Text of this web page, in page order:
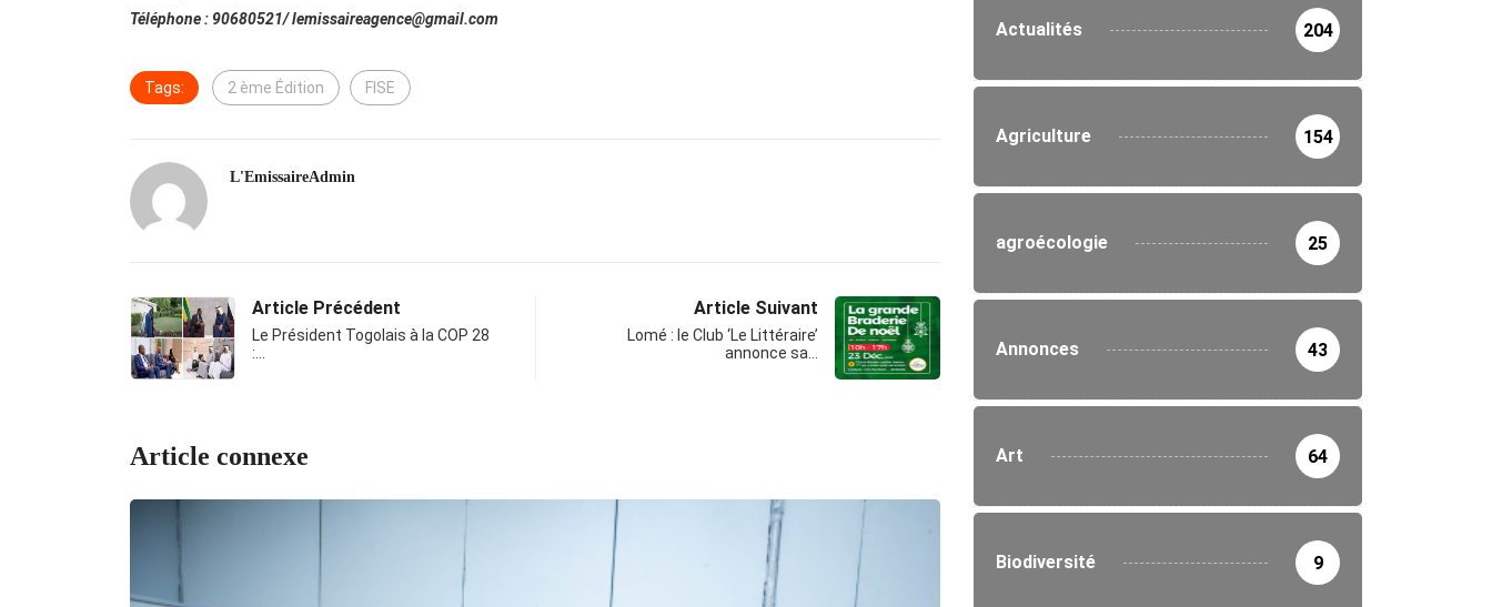
Téléphone : 90680521/ lemissaireagence@gmail.com
Tags: 2 ème Édition FISE
L'EmissaireAdmin
Article Précédent
Le Président Togolais à la COP 28
:…
Article Suivant
Lomé : le Club ‘Le Littéraire’
annonce sa…
Article connexe
Actualités 204
Agriculture 154
agroécologie 25
Annonces 43
Art 64
Biodiversité 9